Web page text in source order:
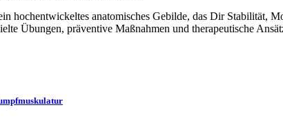
hochentwickeltes anatomisches Gebilde, das Dir Stabilität,
Übungen, präventive Maßnahmen und therapeutische